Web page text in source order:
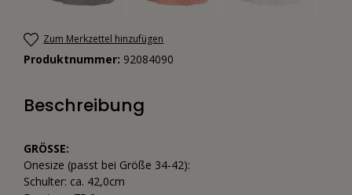
Zum Merkzettel hinzufügen
Produktnummer: 92084090
Beschreibung
GRÖSSE:
Onesize (passt bei Größe 34-42):
Schulter: ca. 42,0cm